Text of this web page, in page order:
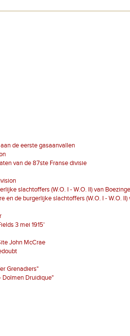
de eerste gasaanvallen
van de 87ste Franse divisie
slachtoffers (W.O. I - W.O. II) van Boezinge
en de burgerlijke slachtoffers (W.O. I - W.O. II)
3 mei 1915'
John McCrae
Grenadiers"
Dolmen Druidique"